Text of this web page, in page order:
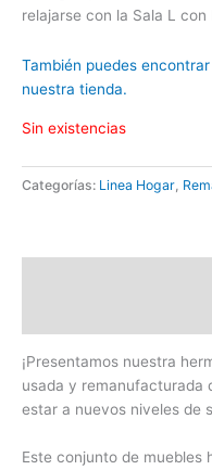
relajarse con la Sala L con
También puedes
nuestra tienda.
Sin existencias
Categorías: Linea Hogar
¡Presentamos nuestra
usada y remanufacturada
estar a nuevos niveles de
Este conjunto de muebles